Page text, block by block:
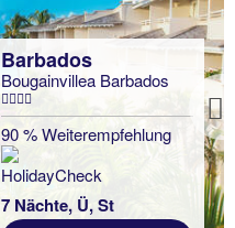
Barbados
Bougainvillea Barbados
90 % Weiterempfehlung
7 Nächte, Ü, St